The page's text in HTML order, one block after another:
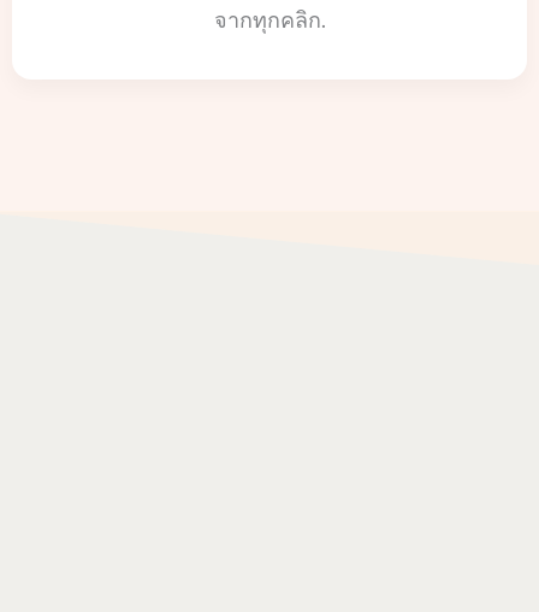
จากทุกคลิก.